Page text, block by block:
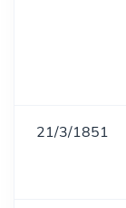
21/3/1851